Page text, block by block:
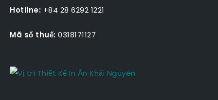
Hotline: +84 28 6292 1221
Mã số thuế: 0318171127